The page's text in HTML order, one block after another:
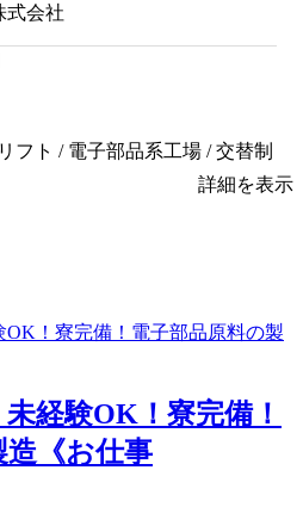
式会社
フト / 電子部品系工場 / 交替制
詳細を表示
未経験OK！寮完備！
造《お仕事